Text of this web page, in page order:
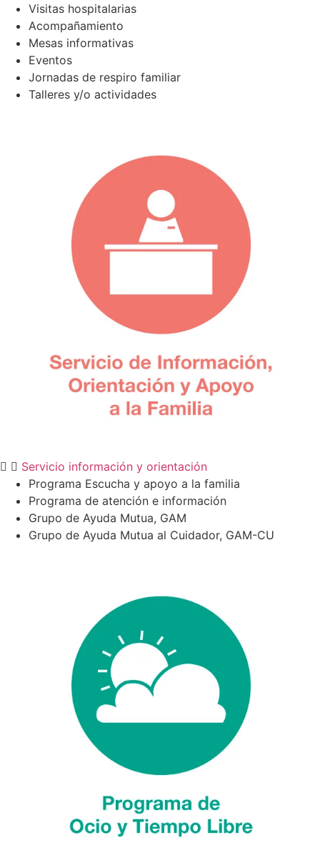
Visitas hospitalarias
Acompañamiento
Mesas informativas
Eventos
Jornadas de respiro familiar
Talleres y/o actividades
Servicio información y orientación
Programa Escucha y apoyo a la familia
Programa de atención e información
Grupo de Ayuda Mutua, GAM
Grupo de Ayuda Mutua al Cuidador, GAM-CU